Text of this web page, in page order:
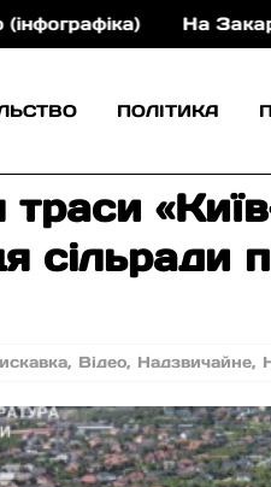
На Закарпатті 41-
ПОЛІТИКА
траси
сільради
, Відео, Надзвичайне,